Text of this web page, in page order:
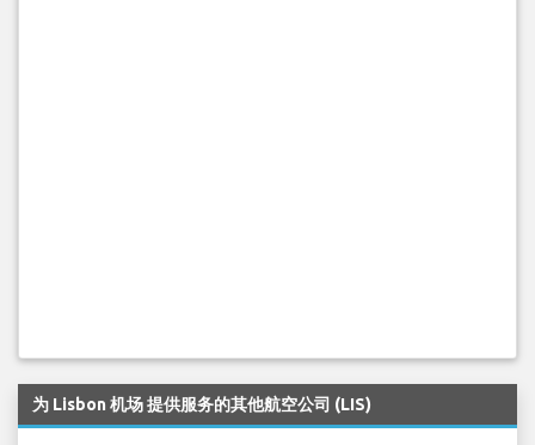
为 Lisbon 机场 提供服务的其他航空公司 (LIS)